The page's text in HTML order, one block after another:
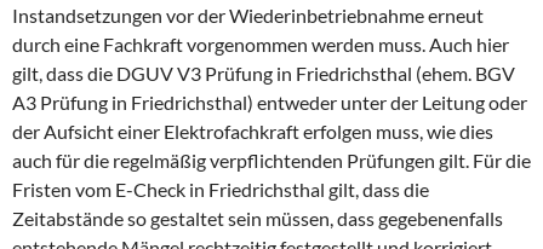
Instandsetzungen vor der Wiederinbetriebnahme erneut
durch eine Fachkraft vorgenommen werden muss. Auch hier
gilt, dass die DGUV V3 Prüfung in Friedrichsthal (ehem. BGV
A3 Prüfung in Friedrichsthal) entweder unter der Leitung oder
der Aufsicht einer Elektrofachkraft erfolgen muss, wie dies
auch für die regelmäßig verpflichtenden Prüfungen gilt. Für die
Fristen vom E-Check in Friedrichsthal gilt, dass die
Zeitabstände so gestaltet sein müssen, dass gegebenenfalls